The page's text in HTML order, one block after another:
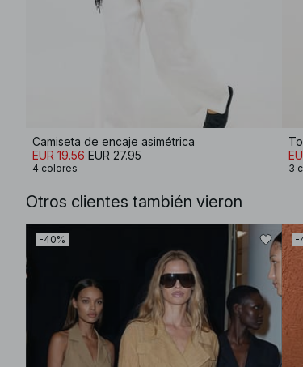
Camiseta de encaje asimétrica
EUR 19.56 EUR 27.95
4 colores 3
Otros clientes también vieron
-40% -